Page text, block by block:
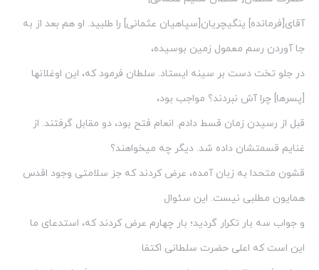
آقای[فرمانده] ینگی‏چریان[سپاهیان عثمانی] را طلبید. او هم بعد از به
جا آوردن رسم معمول زمین بوسیده،
در جلو تخت دست بر سینه ایستاد. سلطان فرمود که، این اوغلانها
[پسرها] چرا آش‏ نبردند؟ مواجب بود،
قبل از رسیدن زمان قسط دادم. انعام فتح بود، دو مقابل گرفتند. از
غنایم قسمتشان داده شد. دیگر چه می‏خواهند؟
قشون متحدا به زبان آمده، عرض کردند که جز سلامتی وجود اقدس
همایون مطلبی نیست. این سئوال
و جواب سه بار تکرار گردید؛ بار چهارم عرض کردند که، استدعای ما
این است که اعلی حضرت سلطانی اکتفا